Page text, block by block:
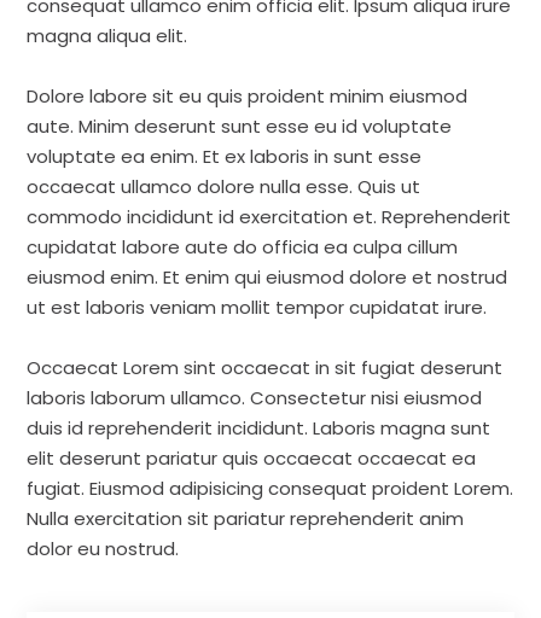
consequat ullamco enim officia elit. Ipsum aliqua irure
magna aliqua elit.
Dolore labore sit eu quis proident minim eiusmod
aute. Minim deserunt sunt esse eu id voluptate
voluptate ea enim. Et ex laboris in sunt esse
occaecat ullamco dolore nulla esse. Quis ut
commodo incididunt id exercitation et. Reprehenderit
cupidatat labore aute do officia ea culpa cillum
eiusmod enim. Et enim qui eiusmod dolore et nostrud
ut est laboris veniam mollit tempor cupidatat irure.
Occaecat Lorem sint occaecat in sit fugiat deserunt
laboris laborum ullamco. Consectetur nisi eiusmod
duis id reprehenderit incididunt. Laboris magna sunt
elit deserunt pariatur quis occaecat occaecat ea
fugiat. Eiusmod adipisicing consequat proident Lorem.
Nulla exercitation sit pariatur reprehenderit anim
dolor eu nostrud.